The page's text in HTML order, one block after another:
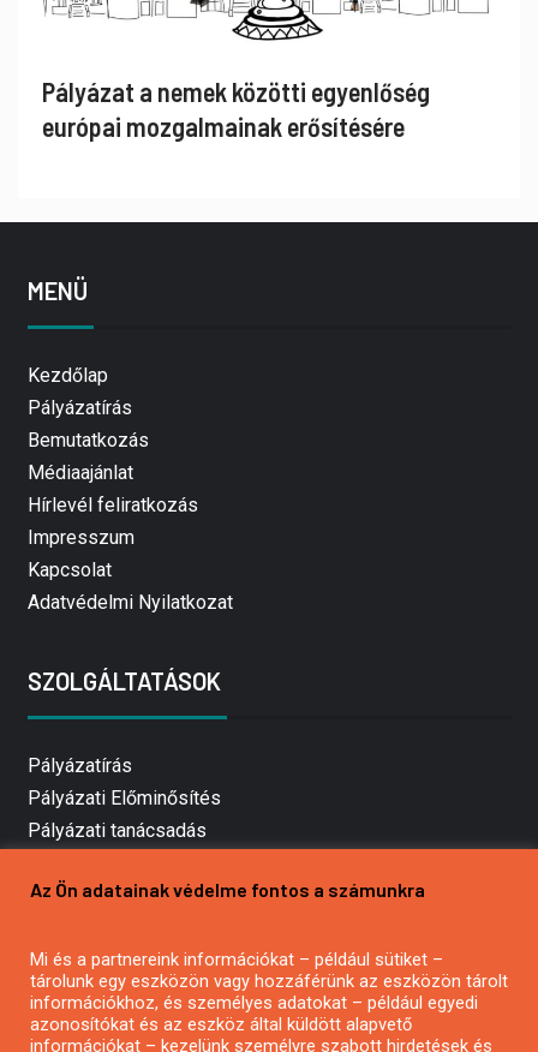
Pályázat a nemek közötti egyenlőség
európai mozgalmainak erősítésére
MENÜ
Kezdőlap
Pályázatírás
Bemutatkozás
Médiaajánlat
Hírlevél feliratkozás
Impresszum
Kapcsolat
Adatvédelmi Nyilatkozat
SZOLGÁLTATÁSOK
Pályázatírás
Pályázati Előminősítés
Pályázati tanácsadás
Mezőgazdasági pályázatírás
Pályázatírás civil szervezeteknek
Pályázatírás önkormányzatoknak
Pályázatfigyelés
Az Ön adatainak védelme fontos a számunkra
Mi és a partnereink információkat – például sütiket –
tárolunk egy eszközön vagy hozzáférünk az eszközön tárolt
információkhoz, és személyes adatokat – például egyedi
azonosítókat és az eszköz által küldött alapvető
információkat – kezelünk személyre szabott hirdetések és